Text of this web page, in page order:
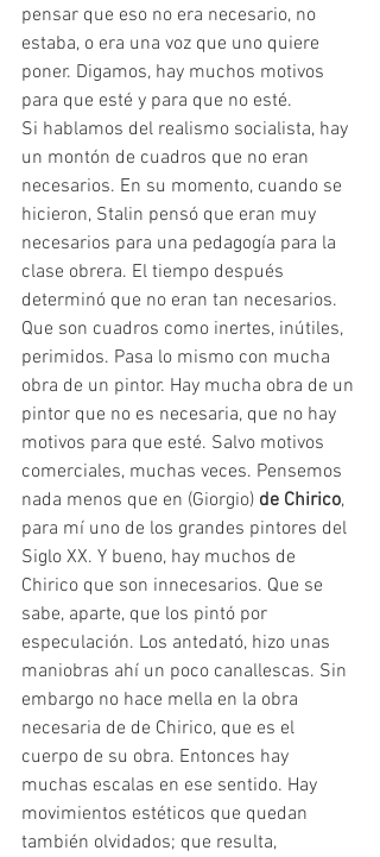
pensar que eso no era necesario, no
estaba, o era una voz que uno quiere
poner. Digamos, hay muchos motivos
para que esté y para que no esté.
Si hablamos del realismo socialista, hay
un montón de cuadros que no eran
necesarios. En su momento, cuando se
hicieron, Stalin pensó que eran muy
necesarios para una pedagogía para la
clase obrera. El tiempo después
determinó que no eran tan necesarios.
Que son cuadros como inertes, inútiles,
perimidos. Pasa lo mismo con mucha
obra de un pintor. Hay mucha obra de un
pintor que no es necesaria, que no hay
motivos para que esté. Salvo motivos
comerciales, muchas veces. Pensemos
nada menos que en (Giorgio) de Chirico,
para mí uno de los grandes pintores del
Siglo XX. Y bueno, hay muchos de
Chirico que son innecesarios. Que se
sabe, aparte, que los pintó por
especulación. Los antedató, hizo unas
maniobras ahí un poco canallescas. Sin
embargo no hace mella en la obra
necesaria de de Chirico, que es el
cuerpo de su obra. Entonces hay
muchas escalas en ese sentido. Hay
movimientos estéticos que quedan
también olvidados; que resulta,